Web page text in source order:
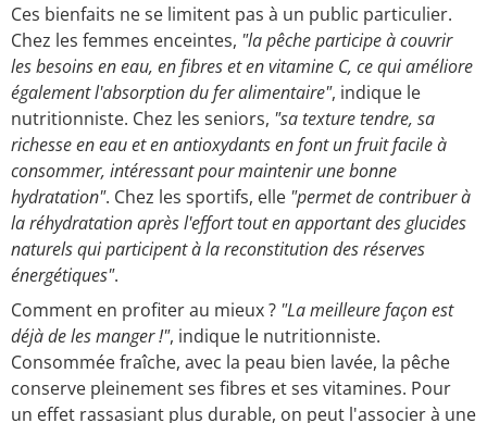
Ces bienfaits ne se limitent pas à un public particulier.
Chez les femmes enceintes, "la pêche participe à couvrir
les besoins en eau, en fibres et en vitamine C, ce qui améliore
également l'absorption du fer alimentaire", indique le
nutritionniste. Chez les seniors, "sa texture tendre, sa
richesse en eau et en antioxydants en font un fruit facile à
consommer, intéressant pour maintenir une bonne
hydratation". Chez les sportifs, elle "permet de contribuer à
la réhydratation après l'effort tout en apportant des glucides
naturels qui participent à la reconstitution des réserves
énergétiques".
Comment en profiter au mieux ? "La meilleure façon est
déjà de les manger !", indique le nutritionniste.
Consommée fraîche, avec la peau bien lavée, la pêche
conserve pleinement ses fibres et ses vitamines. Pour
un effet rassasiant plus durable, on peut l'associer à une